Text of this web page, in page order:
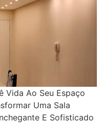
Vida Ao Seu Espaço
Uma Sala
E Sofisticado